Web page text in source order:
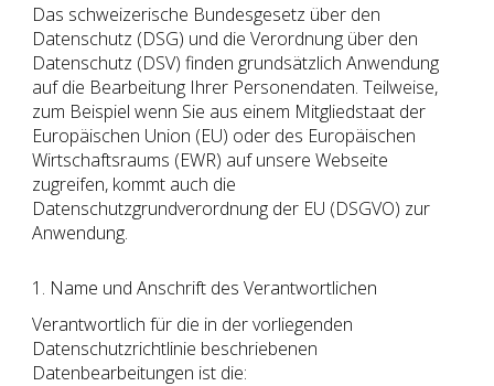
Das schweizerische Bundesgesetz über den
Datenschutz (DSG) und die Verordnung über den
Datenschutz (DSV) finden grundsätzlich Anwendung
auf die Bearbeitung Ihrer Personendaten. Teilweise,
zum Beispiel wenn Sie aus einem Mitgliedstaat der
Europäischen Union (EU) oder des Europäischen
Wirtschaftsraums (EWR) auf unsere Webseite
zugreifen, kommt auch die
Datenschutzgrundverordnung der EU (DSGVO) zur
Anwendung.
1. Name und Anschrift des Verantwortlichen
Verantwortlich für die in der vorliegenden
Datenschutzrichtlinie beschriebenen
Datenbearbeitungen ist die: